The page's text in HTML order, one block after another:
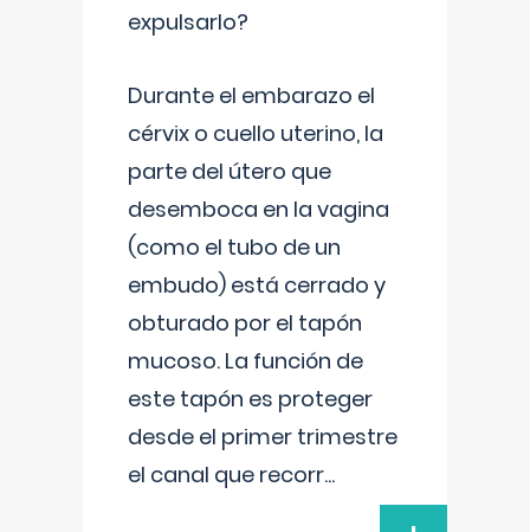
expulsarlo?
Durante el embarazo el
cérvix o cuello uterino, la
parte del útero que
desemboca en la vagina
(como el tubo de un
embudo) está cerrado y
obturado por el tapón
mucoso. La función de
este tapón es proteger
desde el primer trimestre
el canal que recorr...